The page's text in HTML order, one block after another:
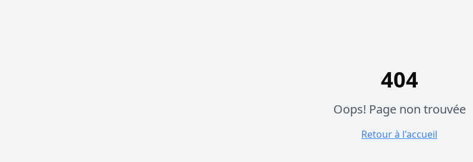
404
Oops! Page non trouvée
Retour à l'accueil